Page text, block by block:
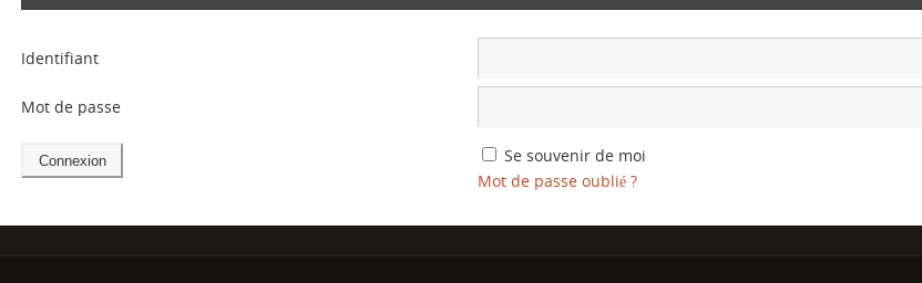
Identifiant
Mot de passe
Se souvenir de moi
Mot de passe oublié ?